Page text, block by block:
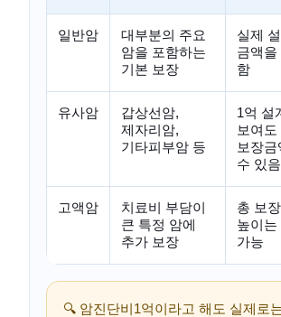
일반암
대부분의 주요
암을 포함하는
기본 보장
실제
금액
함
유사암
갑상선암,
제자리암,
기타피부암 등
1억 설
보여도
보장
수 있음
고액암
치료비 부담이
큰 특정 암에
추가 보장
총 보
높이는
가능
🔍 암진단비1억이라고 해도 실제로